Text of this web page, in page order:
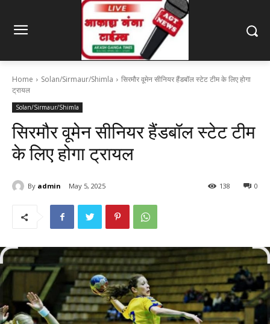
Home Solan/Sirmaur/Shimla
सिरमौर वूमेन सीनियर हैंडबॉल स्टेट टीम के लिए होगा
ट्रायल
Solan/Sirmaur/Shimla
सिरमौर वूमेन सीनियर हैंडबॉल स्टेट टीम
के लिए होगा ट्रायल
By admin May 5, 2025 0
138